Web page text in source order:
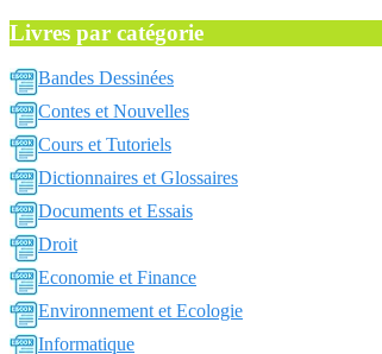
Livres par catégorie
Bandes Dessinées
Contes et Nouvelles
Cours et Tutoriels
Dictionnaires et Glossaires
Documents et Essais
Droit
Economie et Finance
Environnement et Ecologie
Informatique